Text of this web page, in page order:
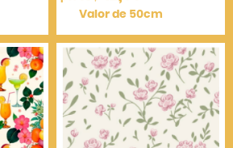
Valor de 50cm